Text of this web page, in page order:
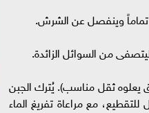
من السوائل الزائدة.
ثقل مناسب). يُترك الجبن
متماسك وقابل للتقطيع، مع مراعاة تفريغ الماء